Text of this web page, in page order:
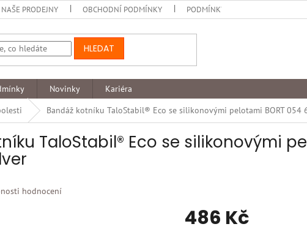
NAŠE PRODEJNY OBCHODNÍ PODMÍNKY PODMÍNKY OCHRANY OSOBNÍCH
HLEDAT
Novinky
Kariéra
Bandáž kotníku TaloStabil® Eco se silikonovými pelotami BORT 054
TaloStabil® Eco se silikonovými
hodnocení
486 Kč